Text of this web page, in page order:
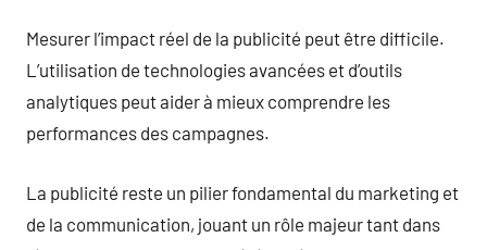
Mesurer l’impact réel de la publicité peut être difficile.
L’utilisation de technologies avancées et d’outils
analytiques peut aider à mieux comprendre les
performances des campagnes.
La publicité reste un pilier fondamental du marketing et
de la communication, jouant un rôle majeur tant dans